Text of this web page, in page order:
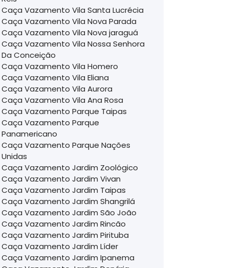
Caça Vazamento Vila Santa Lucrécia
Caça Vazamento Vila Nova Parada
Caça Vazamento Vila Nova jaraguá
Caça Vazamento Vila Nossa Senhora
Da Conceição
Caça Vazamento Vila Homero
Caça Vazamento Vila Eliana
Caça Vazamento Vila Aurora
Caça Vazamento Vila Ana Rosa
Caça Vazamento Parque Taipas
Caça Vazamento Parque
Panamericano
Caça Vazamento Parque Nações
Unidas
Caça Vazamento Jardim Zoológico
Caça Vazamento Jardim Vivan
Caça Vazamento Jardim Taipas
Caça Vazamento Jardim Shangrilá
Caça Vazamento Jardim São João
Caça Vazamento Jardim Rincão
Caça Vazamento Jardim Pirituba
Caça Vazamento Jardim Líder
Caça Vazamento Jardim Ipanema